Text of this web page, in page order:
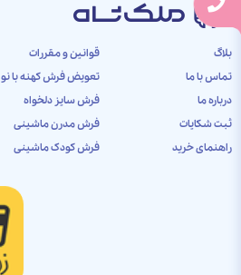
بلاگ
تماس با ما
درباره ما
ثبت شکایات
راهنمای خرید
قوانین و مقررات
تعویض فرش کهنه با نو
فرش سایز دلخواه
فرش مدرن ماشینی
فرش کودک ماشینی